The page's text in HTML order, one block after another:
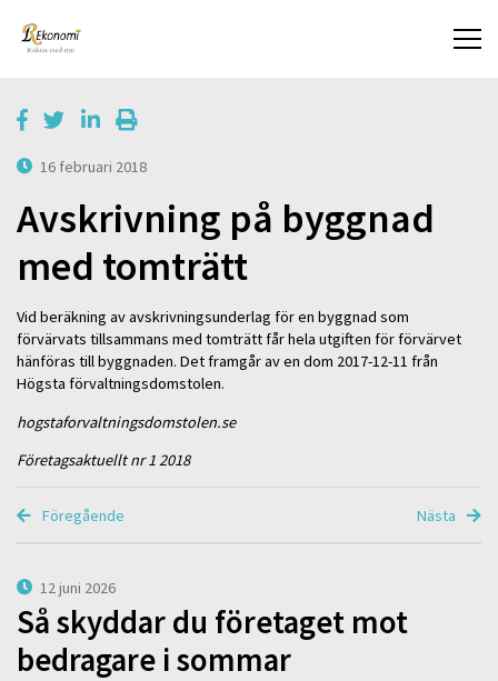
16 februari 2018
Avskrivning på byggnad
med tomträtt
Vid beräkning av avskrivningsunderlag för en byggnad som
förvärvats tillsammans med tomträtt får hela utgiften för förvärvet
hänföras till byggnaden. Det framgår av en dom 2017-12-11 från
Högsta förvaltningsdomstolen.
hogstaforvaltningsdomstolen.se
Företagsaktuellt nr 1 2018
Föregående Nästa
12 juni 2026
Så skyddar du företaget mot
bedragare i sommar